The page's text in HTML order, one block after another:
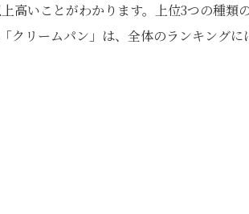
高いことがわかります。上位3つの種類
クリームパン」は、全体のランキング